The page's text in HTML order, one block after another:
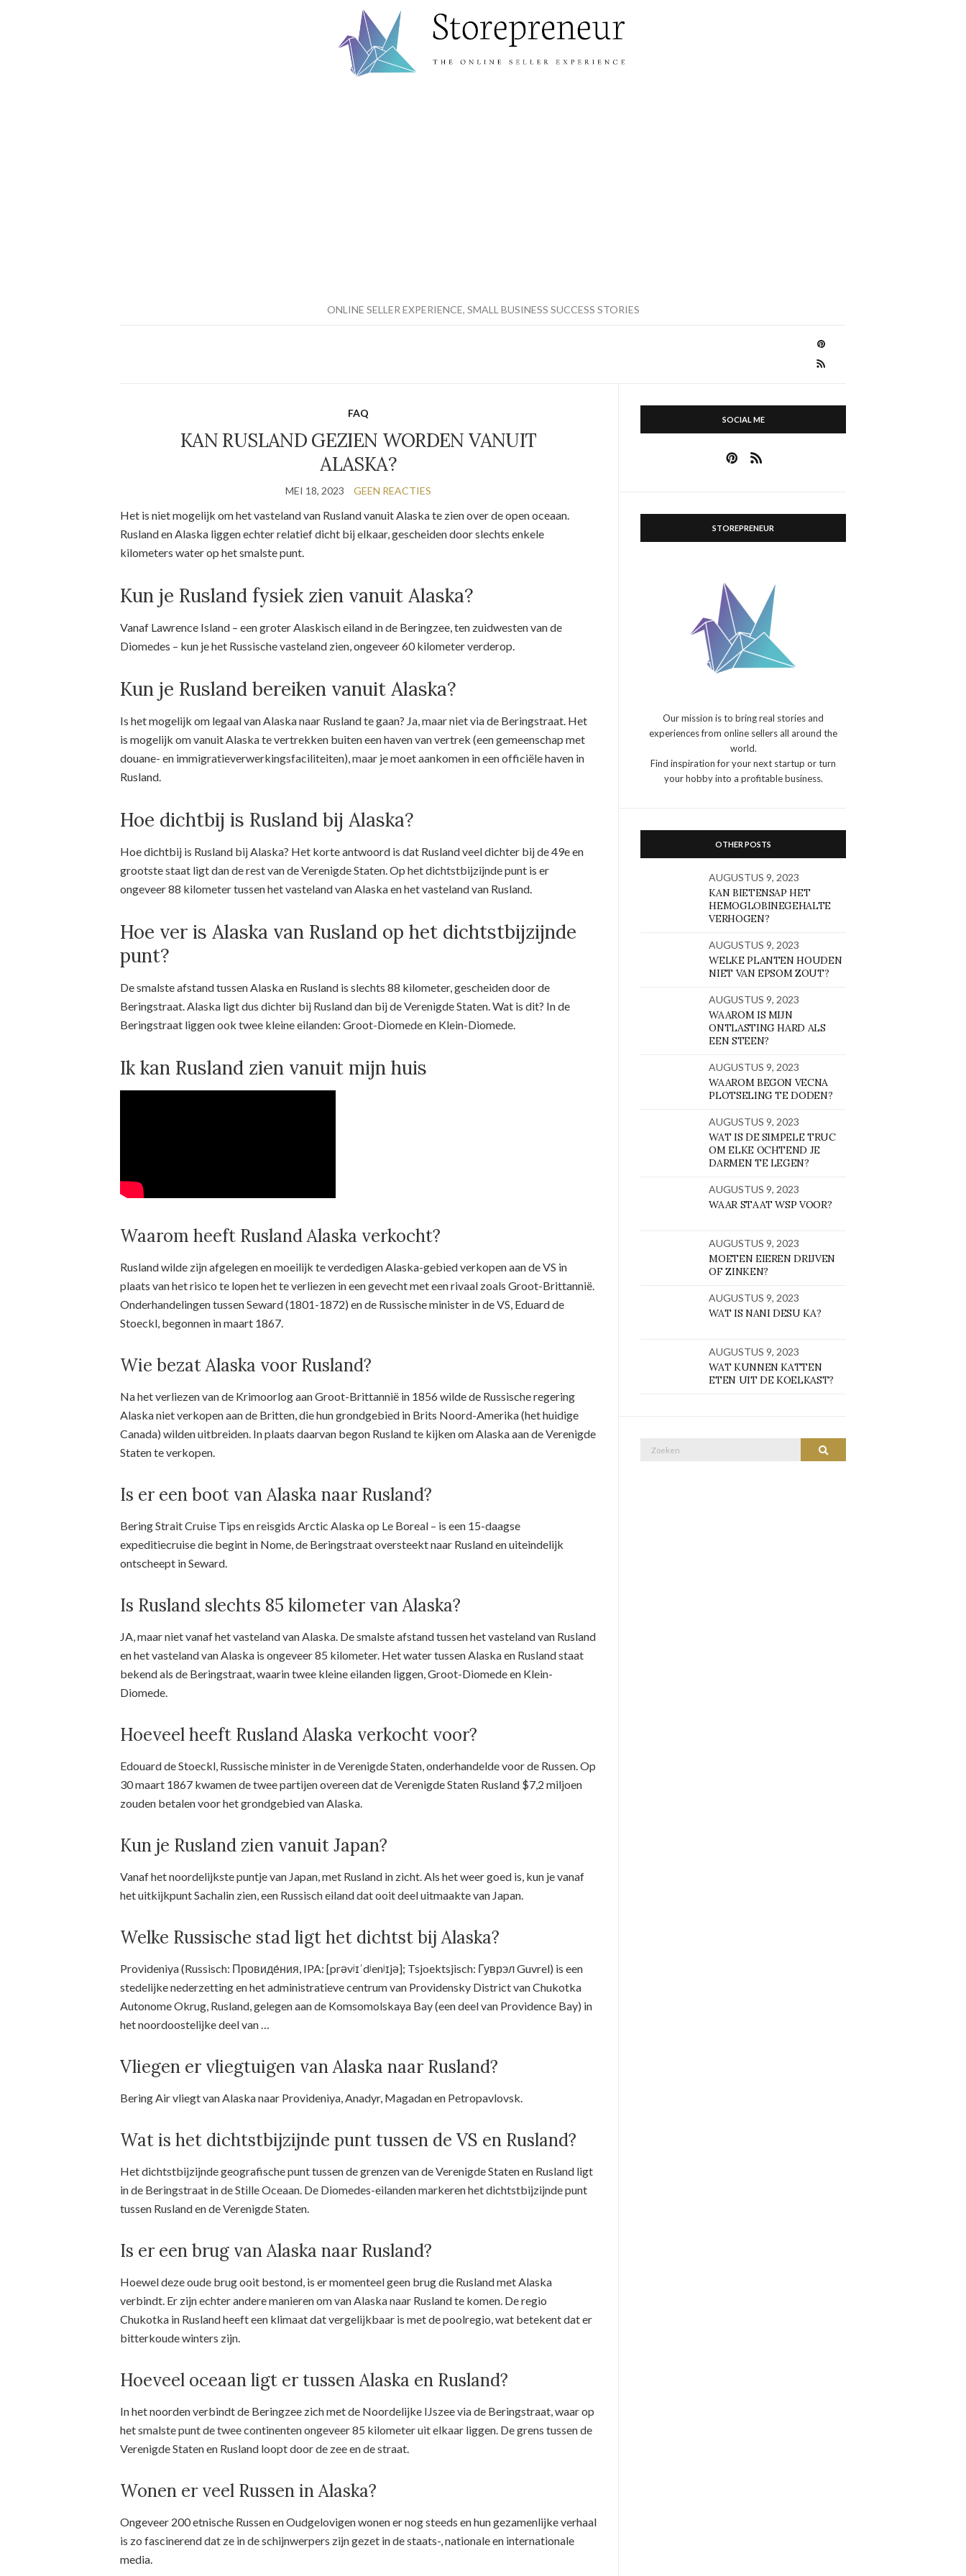
ONLINE SELLER EXPERIENCE, SMALL BUSINESS SUCCESS STORIES
FAQ
KAN RUSLAND GEZIEN WORDEN VANUIT
ALASKA?
MEI 18, 2023 GEEN REACTIES
Het is niet mogelijk om het vasteland van Rusland vanuit Alaska te zien over de open oceaan.
Rusland en Alaska liggen echter relatief dicht bij elkaar, gescheiden door slechts enkele
kilometers water op het smalste punt.
Kun je Rusland fysiek zien vanuit Alaska?
Vanaf Lawrence Island – een groter Alaskisch eiland in de Beringzee, ten zuidwesten van de
Diomedes – kun je het Russische vasteland zien, ongeveer 60 kilometer verderop.
Kun je Rusland bereiken vanuit Alaska?
Is het mogelijk om legaal van Alaska naar Rusland te gaan? Ja, maar niet via de Beringstraat. Het
is mogelijk om vanuit Alaska te vertrekken buiten een haven van vertrek (een gemeenschap met
douane- en immigratieverwerkingsfaciliteiten), maar je moet aankomen in een officiële haven in
Rusland.
Hoe dichtbij is Rusland bij Alaska?
Hoe dichtbij is Rusland bij Alaska? Het korte antwoord is dat Rusland veel dichter bij de 49e en
grootste staat ligt dan de rest van de Verenigde Staten. Op het dichtstbijzijnde punt is er
ongeveer 88 kilometer tussen het vasteland van Alaska en het vasteland van Rusland.
Hoe ver is Alaska van Rusland op het dichtstbijzijnde
punt?
De smalste afstand tussen Alaska en Rusland is slechts 88 kilometer, gescheiden door de
Beringstraat. Alaska ligt dus dichter bij Rusland dan bij de Verenigde Staten. Wat is dit? In de
Beringstraat liggen ook twee kleine eilanden: Groot-Diomede en Klein-Diomede.
Ik kan Rusland zien vanuit mijn huis
Waarom heeft Rusland Alaska verkocht?
Rusland wilde zijn afgelegen en moeilijk te verdedigen Alaska-gebied verkopen aan de VS in
plaats van het risico te lopen het te verliezen in een gevecht met een rivaal zoals Groot-Brittannië.
Onderhandelingen tussen Seward (1801-1872) en de Russische minister in de VS, Eduard de
Stoeckl, begonnen in maart 1867.
Wie bezat Alaska voor Rusland?
Na het verliezen van de Krimoorlog aan Groot-Brittannië in 1856 wilde de Russische regering
Alaska niet verkopen aan de Britten, die hun grondgebied in Brits Noord-Amerika (het huidige
Canada) wilden uitbreiden. In plaats daarvan begon Rusland te kijken om Alaska aan de Verenigde
Staten te verkopen.
Is er een boot van Alaska naar Rusland?
Bering Strait Cruise Tips en reisgids Arctic Alaska op Le Boreal – is een 15-daagse
expeditiecruise die begint in Nome, de Beringstraat oversteekt naar Rusland en uiteindelijk
ontscheept in Seward.
Is Rusland slechts 85 kilometer van Alaska?
JA, maar niet vanaf het vasteland van Alaska. De smalste afstand tussen het vasteland van Rusland
en het vasteland van Alaska is ongeveer 85 kilometer. Het water tussen Alaska en Rusland staat
bekend als de Beringstraat, waarin twee kleine eilanden liggen, Groot-Diomede en Klein-
Diomede.
Hoeveel heeft Rusland Alaska verkocht voor?
Edouard de Stoeckl, Russische minister in de Verenigde Staten, onderhandelde voor de Russen. Op
30 maart 1867 kwamen de twee partijen overeen dat de Verenigde Staten Rusland $7,2 miljoen
zouden betalen voor het grondgebied van Alaska.
Kun je Rusland zien vanuit Japan?
Vanaf het noordelijkste puntje van Japan, met Rusland in zicht. Als het weer goed is, kun je vanaf
het uitkijkpunt Sachalin zien, een Russisch eiland dat ooit deel uitmaakte van Japan.
Welke Russische stad ligt het dichtst bij Alaska?
Provideniya (Russisch: Провиде́ния, IPA: [prəvʲɪˈdʲenʲɪjə]; Tsjoektsjisch: Гуврэл Guvrel) is een
stedelijke nederzetting en het administratieve centrum van Providensky District van Chukotka
Autonome Okrug, Rusland, gelegen aan de Komsomolskaya Bay (een deel van Providence Bay) in
het noordoostelijke deel van …
Vliegen er vliegtuigen van Alaska naar Rusland?
Bering Air vliegt van Alaska naar Provideniya, Anadyr, Magadan en Petropavlovsk.
Wat is het dichtstbijzijnde punt tussen de VS en Rusland?
Het dichtstbijzijnde geografische punt tussen de grenzen van de Verenigde Staten en Rusland ligt
in de Beringstraat in de Stille Oceaan. De Diomedes-eilanden markeren het dichtstbijzijnde punt
tussen Rusland en de Verenigde Staten.
Is er een brug van Alaska naar Rusland?
Hoewel deze oude brug ooit bestond, is er momenteel geen brug die Rusland met Alaska
verbindt. Er zijn echter andere manieren om van Alaska naar Rusland te komen. De regio
Chukotka in Rusland heeft een klimaat dat vergelijkbaar is met de poolregio, wat betekent dat er
bitterkoude winters zijn.
Hoeveel oceaan ligt er tussen Alaska en Rusland?
In het noorden verbindt de Beringzee zich met de Noordelijke IJszee via de Beringstraat, waar op
het smalste punt de twee continenten ongeveer 85 kilometer uit elkaar liggen. De grens tussen de
Verenigde Staten en Rusland loopt door de zee en de straat.
Wonen er veel Russen in Alaska?
Ongeveer 200 etnische Russen en Oudgelovigen wonen er nog steeds en hun gezamenlijke verhaal
is zo fascinerend dat ze in de schijnwerpers zijn gezet in de staats-, nationale en internationale
media.
SOCIAL ME
STOREPRENEUR
Our mission is to bring real stories and
experiences from online sellers all around the
world.
Find inspiration for your next startup or turn
your hobby into a profitable business.
OTHER POSTS
AUGUSTUS 9, 2023
KAN BIETENSAP HET
HEMOGLOBINEGEHALTE
VERHOGEN?
AUGUSTUS 9, 2023
WELKE PLANTEN HOUDEN
NIET VAN EPSOM ZOUT?
AUGUSTUS 9, 2023
WAAROM IS MIJN
ONTLASTING HARD ALS
EEN STEEN?
AUGUSTUS 9, 2023
WAAROM BEGON VECNA
PLOTSELING TE DODEN?
AUGUSTUS 9, 2023
WAT IS DE SIMPELE TRUC
OM ELKE OCHTEND JE
DARMEN TE LEGEN?
AUGUSTUS 9, 2023
WAAR STAAT WSP VOOR?
AUGUSTUS 9, 2023
MOETEN EIEREN DRIJVEN
OF ZINKEN?
AUGUSTUS 9, 2023
WAT IS NANI DESU KA?
AUGUSTUS 9, 2023
WAT KUNNEN KATTEN
ETEN UIT DE KOELKAST?
ZOEKEN